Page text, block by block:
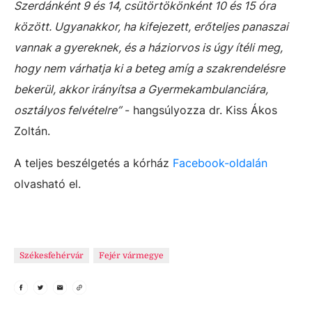
Szerdánként 9 és 14, csütörtökönként 10 és 15 óra
között. Ugyanakkor, ha kifejezett, erőteljes panaszai
vannak a gyereknek, és a háziorvos is úgy ítéli meg,
hogy nem várhatja ki a beteg amíg a szakrendelésre
bekerül, akkor irányítsa a Gyermekambulanciára,
osztályos felvételre”- hangsúlyozza dr. Kiss Ákos
Zoltán.
A teljes beszélgetés a kórház Facebook-oldalán
olvasható el.
Székesfehérvár Fejér vármegye